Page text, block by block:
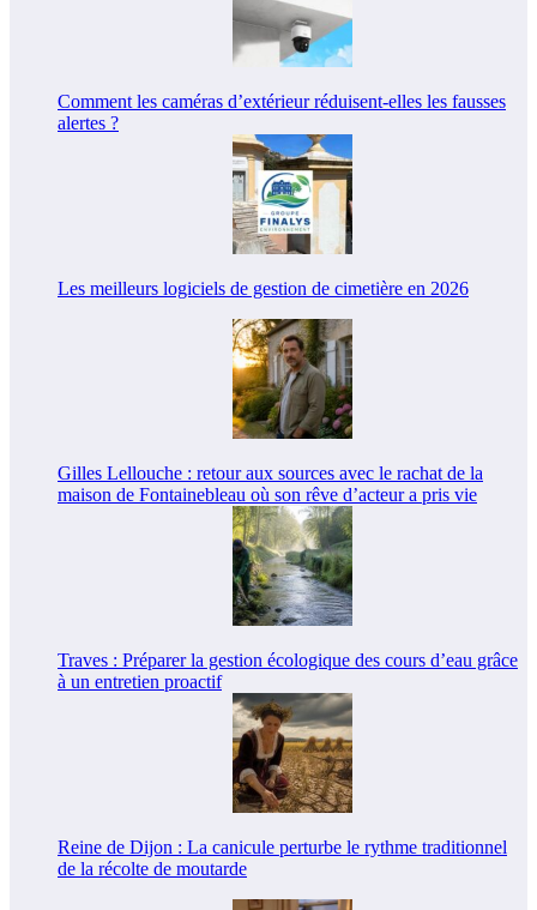
Comment les caméras d’extérieur réduisent-elles les fausses
alertes ?
Les meilleurs logiciels de gestion de cimetière en 2026
Gilles Lellouche : retour aux sources avec le rachat de la
maison de Fontainebleau où son rêve d’acteur a pris vie
Traves : Préparer la gestion écologique des cours d’eau grâce
à un entretien proactif
Reine de Dijon : La canicule perturbe le rythme traditionnel
de la récolte de moutarde